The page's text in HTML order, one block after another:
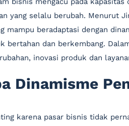
yang selalu berubah. Menurut
mampu beradaptasi dengan
bertahan dan berkembang.
inovasi produk dan
Dinamisme
karena pasar bisnis tidak